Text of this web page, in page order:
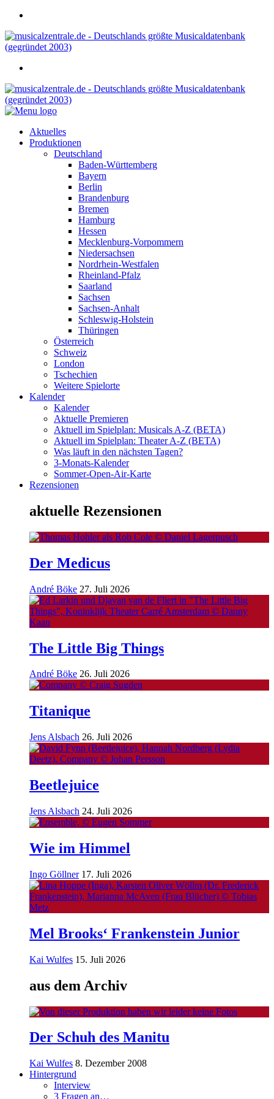
Aktuelles
Produktionen
Deutschland
Baden-Württemberg
Bayern
Berlin
Brandenburg
Bremen
Hamburg
Hessen
Mecklenburg-Vorpommern
Niedersachsen
Nordrhein-Westfalen
Rheinland-Pfalz
Saarland
Sachsen
Sachsen-Anhalt
Schleswig-Holstein
Thüringen
Österreich
Schweiz
London
Tschechien
Weitere Spielorte
Kalender
Kalender
Aktuelle Premieren
Aktuell im Spielplan: Musicals A-Z (BETA)
Aktuell im Spielplan: Theater A-Z (BETA)
Was läuft in den nächsten Tagen?
3-Monats-Kalender
Sommer-Open-Air-Karte
Rezensionen
aktuelle Rezensionen
Der Medicus
André Böke 27. Juli 2026
The Little Big Things
André Böke 26. Juli 2026
Titanique
Jens Alsbach 26. Juli 2026
Beetlejuice
Jens Alsbach 24. Juli 2026
Wie im Himmel
Ingo Göllner 17. Juli 2026
Mel Brooks‘ Frankenstein Junior
Kai Wulfes 15. Juli 2026
aus dem Archiv
Der Schuh des Manitu
Kai Wulfes 8. Dezember 2008
Hintergrund
Interview
3 Fragen an…